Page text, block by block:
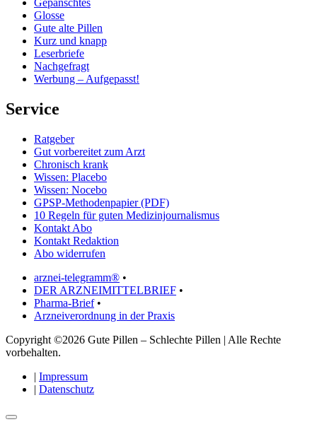
Gepanschtes
Glosse
Gute alte Pillen
Kurz und knapp
Leserbriefe
Nachgefragt
Werbung – Aufgepasst!
Service
Ratgeber
Gut vorbereitet zum Arzt
Chronisch krank
Wissen: Placebo
Wissen: Nocebo
GPSP-Methodenpapier (PDF)
10 Regeln für guten Medizinjournalismus
Kontakt Abo
Kontakt Redaktion
Abo widerrufen
arznei-telegramm® •
DER ARZNEIMITTELBRIEF •
Pharma-Brief•
Arzneiverordnung in der Praxis
Copyright ©2026 Gute Pillen – Schlechte Pillen | Alle Rechte
vorbehalten.
| Impressum
| Datenschutz